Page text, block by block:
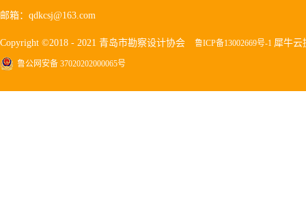
邮箱：qdkcsj@163.com
Copyright ©2018 - 2021 青岛市勘察设计协会 鲁ICP备13002669号-1 犀牛云
鲁公网安备 37020202000065号